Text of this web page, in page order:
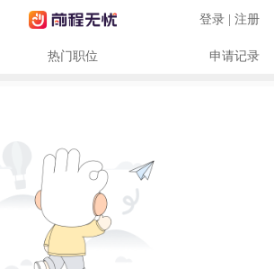
登录 | 注册
热门职位 申请记录